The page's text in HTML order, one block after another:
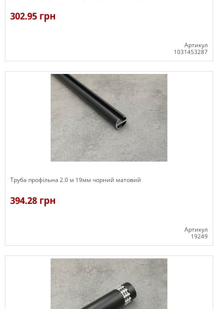
302.95 грн
Артикул
1031453287
Труба профільна 2.0 м 19мм чорний матовий
394.28 грн
Артикул
19249